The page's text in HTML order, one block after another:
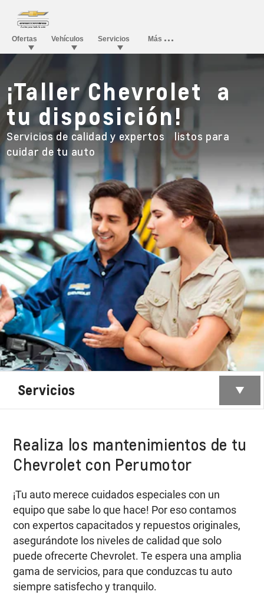
¡Taller Chevrolet a
tu disposición!
Servicios de calidad y expertos listos para
cuidar de tu auto
Servicios
Realiza los mantenimientos de tu
Chevrolet con Perumotor
¡Tu auto merece cuidados especiales con un
equipo que sabe lo que hace! Por eso contamos
con expertos capacitados y repuestos originales,
asegurándote los niveles de calidad que solo
puede ofrecerte Chevrolet. Te espera una amplia
gama de servicios, para que conduzcas tu auto
siempre satisfecho y tranquilo.